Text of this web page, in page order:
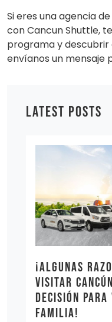
Si eres una agencia
con Cancun Shuttle,
programa y
envíanos un mensaje
LATEST POSTS
¡Algunas
visitar
decisión para
familia!